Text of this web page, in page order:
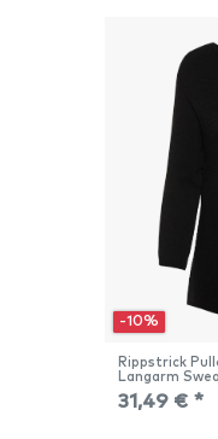
-10%
Rippstrick
Langarm
31,49 € *